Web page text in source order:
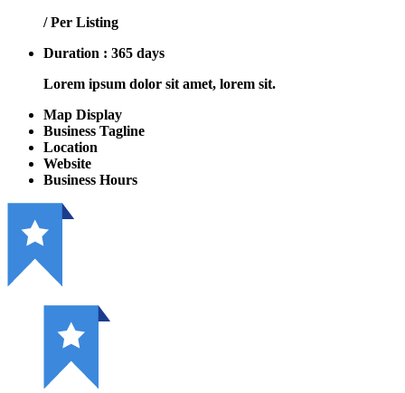
/ Per Listing
Duration : 365 days
Lorem ipsum dolor sit amet, lorem sit.
Map Display
Business Tagline
Location
Website
Business Hours